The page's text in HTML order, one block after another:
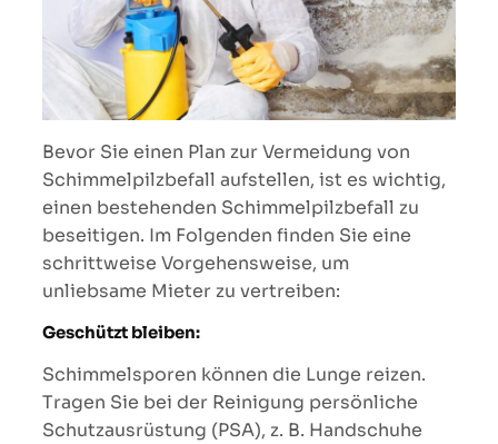
Bevor Sie einen Plan zur Vermeidung von
Schimmelpilzbefall aufstellen, ist es wichtig,
einen bestehenden Schimmelpilzbefall zu
beseitigen. Im Folgenden finden Sie eine
schrittweise Vorgehensweise, um
unliebsame Mieter zu vertreiben:
Geschützt bleiben:
Schimmelsporen können die Lunge reizen.
Tragen Sie bei der Reinigung persönliche
Schutzausrüstung (PSA), z. B. Handschuhe